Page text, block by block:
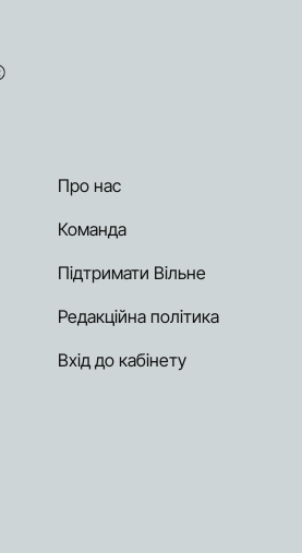
Про нас
Команда
Підтримати Вільне
Редакційна політика
Вхід до кабінету